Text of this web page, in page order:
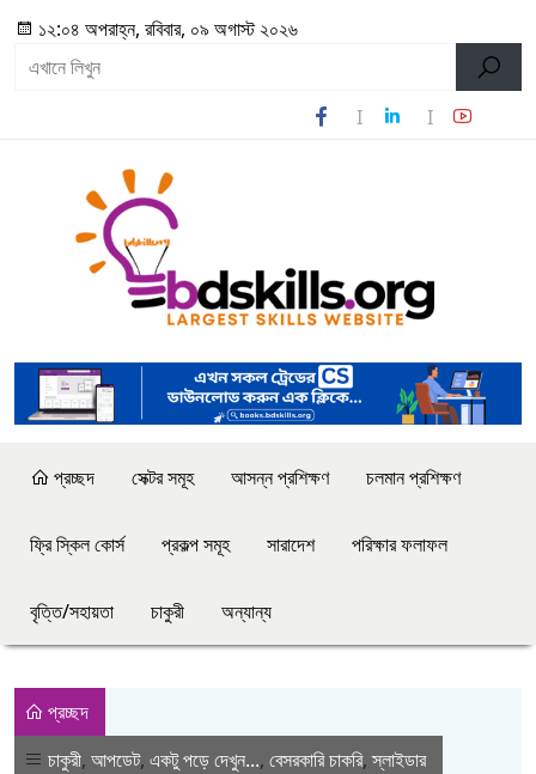
১২:০৪ অপরাহ্ন, রবিবার, ০৯ অগাস্ট ২০২৬
প্রচ্ছদ সেক্টর সমূহ আসন্ন প্রশিক্ষণ চলমান প্রশিক্ষণ
ফ্রি স্কিল কোর্স প্রকল্প সমূহ সারাদেশ পরিক্ষার ফলাফল
বৃত্তি/সহায়তা চাকুরী অন্যান্য
প্রচ্ছদ
চাকুরী, আপডেট, একটু পড়ে দেখুন..., বেসরকারি চাকরি,স্লাইডার